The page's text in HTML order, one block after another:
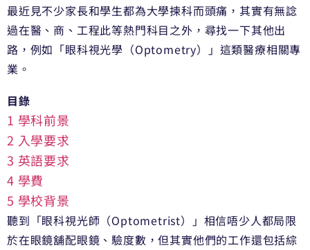
預約諮詢
最近見不少家長和學生都為大學揀科而頭痛，其實有無諗
過在醫、商、工程此等熱門科目之外，尋找一下其他出
路，例如「眼科視光學（Optometry）」這類醫療相關專
業。
目錄
1 學科前景
2 入學要求
3 英語要求
4 學費
5 學校背景
聽到「眼科視光師（Optometrist）」相信唔少人都局限
於在眼鏡舖配眼鏡、驗度數，但其實他們的工作還包括綜